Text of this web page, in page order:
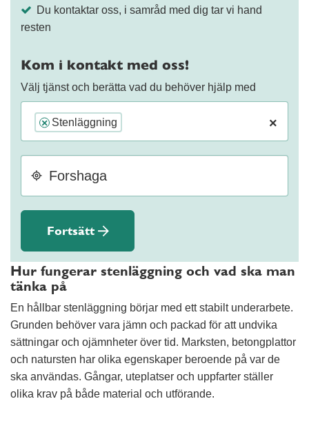
Du kontaktar oss, i samråd med dig tar vi hand
resten
Kom i kontakt med oss!
Välj tjänst och berätta vad du behöver hjälp med
×
× Stenläggning
Fortsätt
Hur fungerar stenläggning och vad ska man
tänka på
En hållbar stenläggning börjar med ett stabilt underarbete.
Grunden behöver vara jämn och packad för att undvika
sättningar och ojämnheter över tid. Marksten, betongplattor
och natursten har olika egenskaper beroende på var de
ska användas. Gångar, uteplatser och uppfarter ställer
olika krav på både material och utförande.